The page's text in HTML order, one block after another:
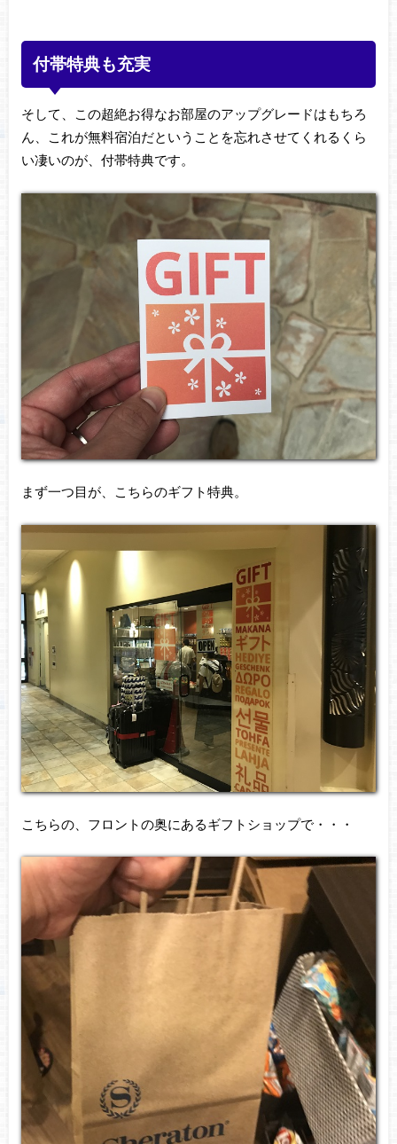
付帯特典も充実
そして、この超絶お得なお部屋のアップグレードはもちろ
ん、これが無料宿泊だということを忘れさせてくれるくら
い凄いのが、付帯特典です。
まず一つ目が、こちらのギフト特典。
こちらの、フロントの奥にあるギフトショップで・・・